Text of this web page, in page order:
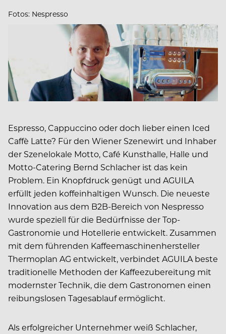
Fotos: Nespresso
Espresso, Cappuccino oder doch lieber einen Iced
Caffè Latte? Für den Wiener Szenewirt und Inhaber
der Szenelokale Motto, Café Kunsthalle, Halle und
Motto-Catering Bernd Schlacher ist das kein
Problem. Ein Knopfdruck genügt und AGUILA
erfüllt jeden koffeinhaltigen Wunsch. Die neueste
Innovation aus dem B2B-Bereich von Nespresso
wurde speziell für die Bedürfnisse der Top-
Gastronomie und Hotellerie entwickelt. Zusammen
mit dem führenden Kaffeemaschinenhersteller
Thermoplan AG entwickelt, verbindet AGUILA beste
traditionelle Methoden der Kaffeezubereitung mit
modernster Technik, die dem Gastronomen einen
reibungslosen Tagesablauf ermöglicht.
Als erfolgreicher Unternehmer weiß Schlacher,